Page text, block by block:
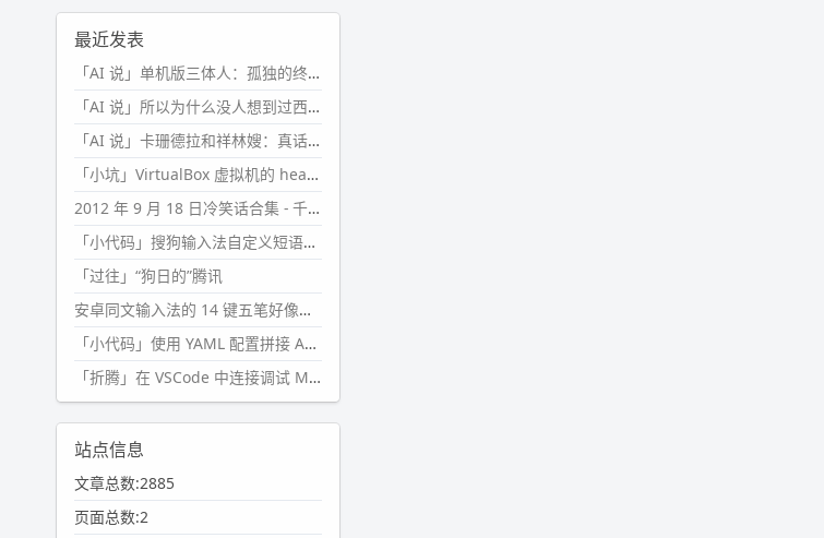
最近发表
「AI 说」单机版三体人：孤独的终极形态
「AI 说」所以为什么没人想到过西西弗斯的膝盖状态？
「AI 说」卡珊德拉和祥林嫂：真话者的悲剧
「小坑」VirtualBox 虚拟机的 headless 启动方式
2012 年 9 月 18 日冷笑话合集 - 千万别惹女人
「小代码」搜狗输入法自定义短语分片管理「Python」
「过往」“狗日的”腾讯
安卓同文输入法的 14 键五笔好像终于能用了?
「小代码」使用 YAML 配置拼接 AI 提示词，随机及条件语句
「折腾」在 VSCode 中连接调试 Microsoft Edge
站点信息
文章总数:2885
页面总数:2